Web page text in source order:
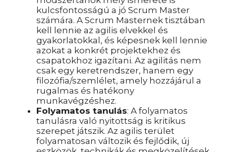
kulcsfontosságú a jó Scrum Master
számára. A Scrum Masternek tisztában
kell lennie az agilis elvekkel és
gyakorlatokkal, és képesnek kell lennie
azokat a konkrét projektekhez és
csapatokhoz igazítani. Az agilitás nem
csak egy keretrendszer, hanem egy
filozófia/szemlélet, amely hozzájárul a
rugalmas és hatékony
munkavégzéshez.
Folyamatos tanulás: A folyamatos
tanulásra való nyitottság is kritikus
szerepet játszik. Az agilis terület
folyamatosan változik és fejlődik, új